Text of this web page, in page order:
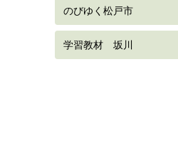
のびゆく松戸市
学習教材 坂川